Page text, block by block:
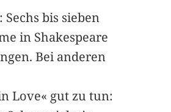
bis sieben
in Shakespeare
Bei anderen
Love« gut zu tun: